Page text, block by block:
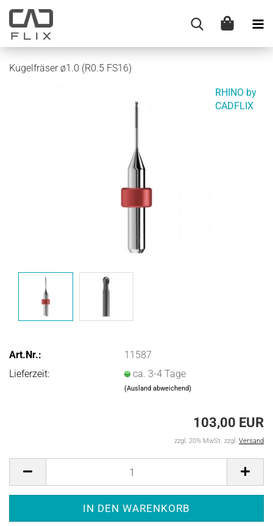
Kugelfräser ø1.0 (R0.5 FS16)
RHINO by
CADFLIX
Art.Nr.:
11587
Lieferzeit:
ca. 3-4 Tage
(Ausland abweichend)
103,00 EUR
zzgl. 20% MwSt. zzgl. Versand